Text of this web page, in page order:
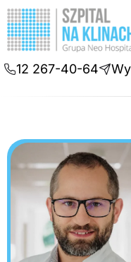
12 267-40-64